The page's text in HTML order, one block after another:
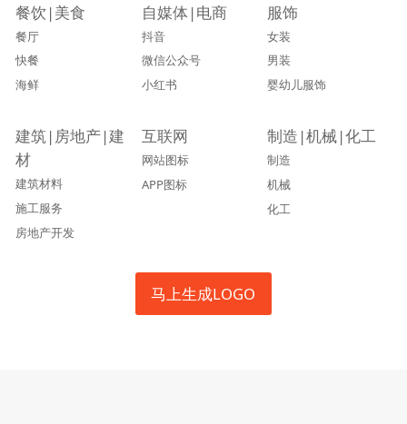
餐饮|美食
餐厅
快餐
海鲜
自媒体|电商
抖音
微信公众号
小红书
服饰
女装
男装
婴幼儿服饰
建筑|房地产|建
材
建筑材料
施工服务
房地产开发
互联网
网站图标
APP图标
制造|机械|化工
制造
机械
化工
马上生成LOGO